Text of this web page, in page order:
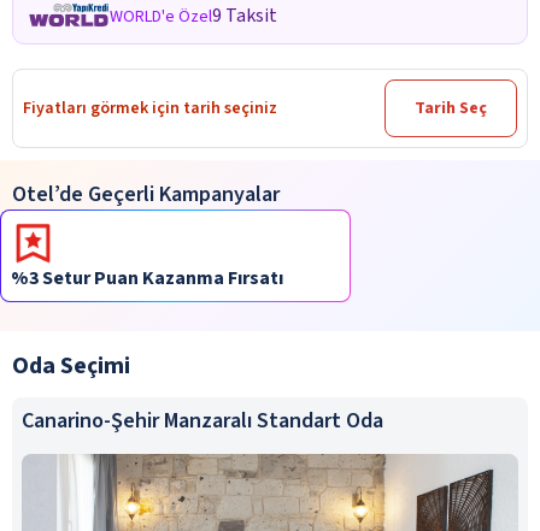
WORLD'e Özel9 Taksit
Fiyatları görmek için tarih seçiniz Tarih Seç
Otel’de Geçerli Kampanyalar
%3 Setur Puan Kazanma Fırsatı
Oda Seçimi
Canarino-Şehir Manzaralı Standart Oda